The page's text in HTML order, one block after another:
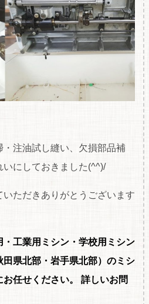
注油試し縫い、欠損部品補
にしておきました(^^)/
ただきありがとうございます
・工業用ミシン・学校用ミシン
県北部・岩手県北部）のミシ
任せください。
詳しいお問